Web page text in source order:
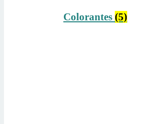
Colorantes (5)